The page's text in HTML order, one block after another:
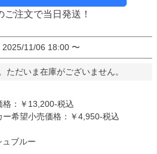
ご注文で当日発送！
2025/11/06 18:00 〜
ただいま在庫がございません。
：￥13,200-税込
希望小売価格：￥4,950-税込
ュブルー